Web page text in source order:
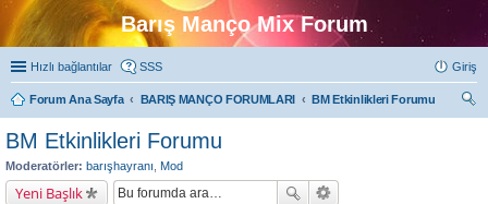
Barış Manço Mix Forum
Hızlı bağlantılar SSS Giriş
Forum Ana Sayfa BARIŞ MANÇO FORUMLARI
BM Etkinlikleri Forumu
BM Etkinlikleri Forumu
Moderatörler: barışhayranı Mod
Yeni Başlık